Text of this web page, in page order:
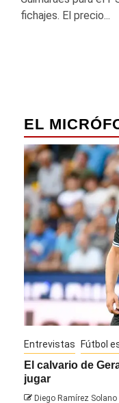
fichajes. El precio...
EL
Entrevistas Fútbol
El calvario de
jugar
Diego Ramírez Solano